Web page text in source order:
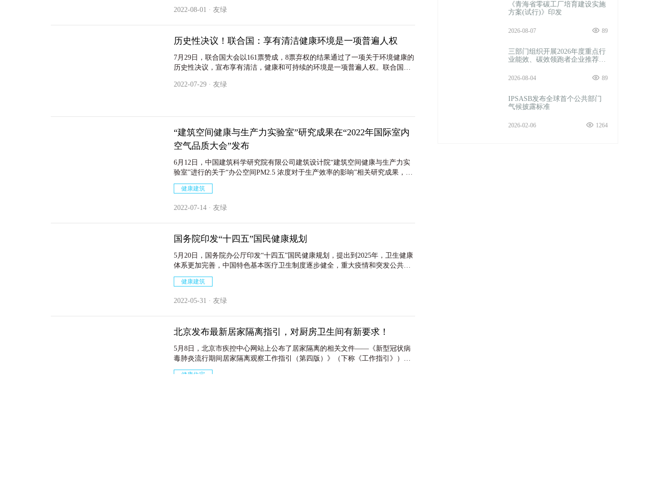
2022-08-01 · 友绿
历史性决议！联合国：享有清洁健康环境是一项普遍人权
7月29日，联合国大会以161票赞成，8票弃权的结果通过了一项关于环境健康的
历史性决议，宣布享有清洁，健康和可持续的环境是一项普遍人权。联合国秘
义的进展表明，会员国可以团结起来，共同应对气候变化、生物多样性丧失和
2022-07-29 · 友绿
“建筑空间健康与生产力实验室”研究成果在“2022年国际室内
空气品质大会”发布
6月12日，中国建筑科学研究院有限公司建筑设计院“建筑空间健康与生产力实
验室”进行的关于“办公空间PM2.5 浓度对于生产效率的影响”相关研究成果，在
芬兰“2022年国际室内空气品质大会”（Indoor Air 2022 Conference）上发布，并
收录在大会论文集中。“国际室内空气品质大会”是室内环境研究领域的世界顶
注，并在大会闭幕式致辞中作为本次大会“特别杰出学术贡献” 进行了总结。
健康建筑
2022-07-14 · 友绿
国务院印发“十四五”国民健康规划
5月20日，国务院办公厅印发“十四五”国民健康规划，提出到2025年，卫生健康
体系更加完善，中国特色基本医疗卫生制度逐步健全，重大疫情和突发公共卫
生事件防控应对能力显著提升，中医药独特优势进一步发挥，健康科技创新能
力明显增强，人均预期寿命在2020年基础上继续提高1岁左右，人均健康预期寿
健康建筑
2022-05-31 · 友绿
北京发布最新居家隔离指引，对厨房卫生间有新要求！
5月8日，北京市疾控中心网站上公布了居家隔离的相关文件——《新型冠状病
毒肺炎流行期间居家隔离观察工作指引（第四版）》（下称《工作指引》），
进一步升级了居家隔离条件，提出了12条居家隔离观察的基本条件，只有符合
健康住宅
《青海省零碳工厂培育建设实施
方案(试行)》印发
2026-08-07 89
三部门组织开展2026年度重点行
业能效、碳效领跑者企业推荐工
2026-08-04 89
IPSASB发布全球首个公共部门
气候披露标准
2026-02-06 1264